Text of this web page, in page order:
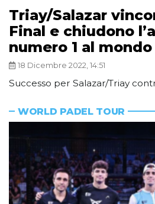
Triay/Salazar
Final e chiudono
numero 1 al mondo
18 Dicembre 2022, 14:51
Successo per Salazar/Triay
WORLD PADEL TOUR